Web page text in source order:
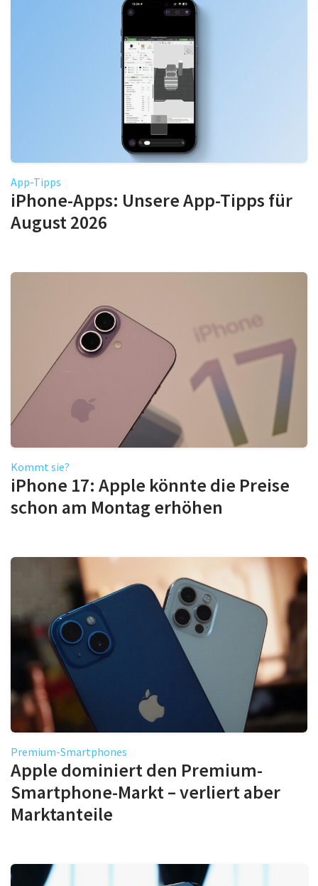
App-Tipps
iPhone-Apps: Unsere App-Tipps für
August 2026
Kommt sie?
iPhone 17: Apple könnte die Preise
schon am Montag erhöhen
Premium-Smartphones
Apple dominiert den Premium-
Smartphone-Markt – verliert aber
Marktanteile